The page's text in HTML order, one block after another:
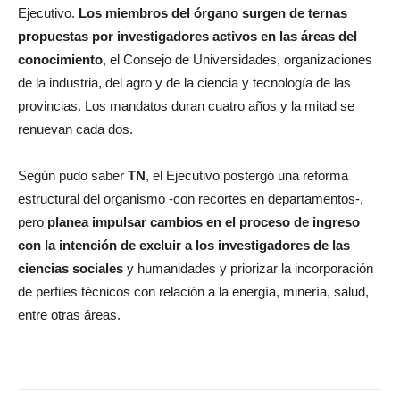
Ejecutivo. Los miembros del órgano surgen de ternas
propuestas por investigadores activos en las áreas del
conocimiento, el Consejo de Universidades, organizaciones
de la industria, del agro y de la ciencia y tecnología de las
provincias. Los mandatos duran cuatro años y la mitad se
renuevan cada dos.
Según pudo saber TN, el Ejecutivo postergó una reforma
estructural del organismo -con recortes en departamentos-,
pero planea impulsar cambios en el proceso de ingreso
con la intención de excluir a los investigadores de las
ciencias sociales y humanidades y priorizar la incorporación
de perfiles técnicos con relación a la energía, minería, salud,
entre otras áreas.